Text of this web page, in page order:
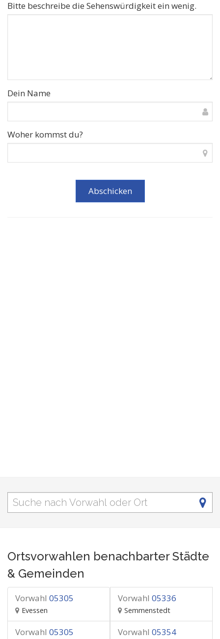
Bitte beschreibe die Sehenswürdigkeit ein wenig.
Dein Name
Woher kommst du?
Ortsvorwahlen benachbarter Städte
& Gemeinden
Vorwahl 05305
Evessen
Vorwahl 05336
Semmenstedt
Vorwahl 05305 Vorwahl 05354